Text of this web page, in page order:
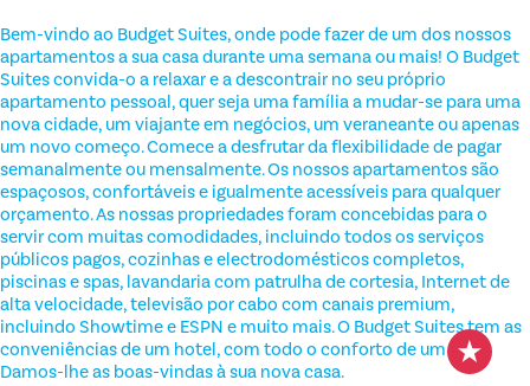
Bem-vindo ao Budget Suites, onde pode fazer de um dos nossos
apartamentos a sua casa durante uma semana ou mais! O Budget
Suites convida-o a relaxar e a descontrair no seu próprio
apartamento pessoal, quer seja uma família a mudar-se para uma
nova cidade, um viajante em negócios, um veraneante ou apenas
um novo começo. Comece a desfrutar da flexibilidade de pagar
semanalmente ou mensalmente. Os nossos apartamentos são
espaçosos, confortáveis e igualmente acessíveis para qualquer
orçamento. As nossas propriedades foram concebidas para o
servir com muitas comodidades, incluindo todos os serviços
públicos pagos, cozinhas e electrodomésticos completos,
piscinas e spas, lavandaria com patrulha de cortesia, Internet de
alta velocidade, televisão por cabo com canais premium,
incluindo Showtime e ESPN e muito mais. O Budget Suites tem as
conveniências de um hotel, com todo o conforto de um lar.
Damos-lhe as boas-vindas à sua nova casa.